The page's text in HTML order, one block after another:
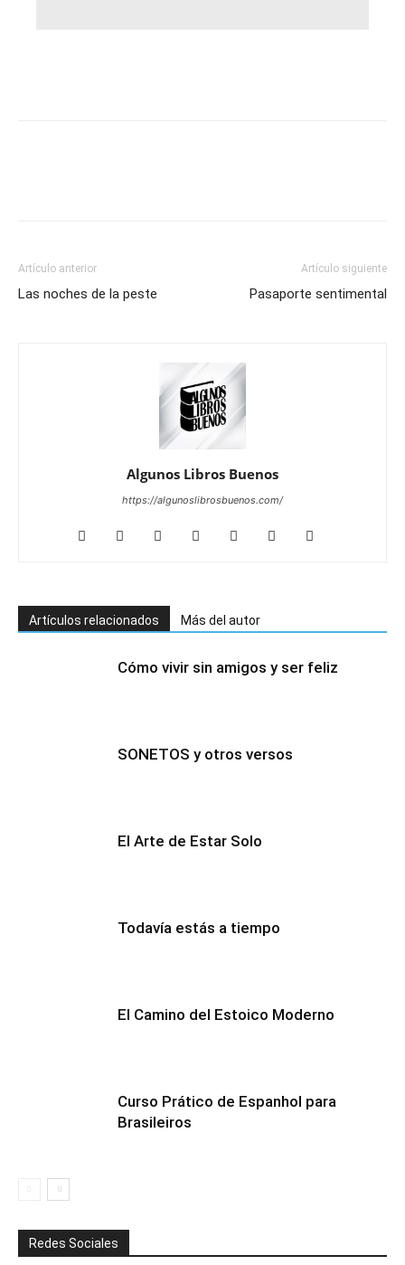
Artículo anterior
Las noches de la peste
Artículo siguiente
Pasaporte sentimental
Algunos Libros Buenos
https://algunoslibrosbuenos.com/
Artículos relacionados Más del autor
Cómo vivir sin amigos y ser feliz
SONETOS y otros versos
El Arte de Estar Solo
Todavía estás a tiempo
El Camino del Estoico Moderno
Curso Prático de Espanhol para
Brasileiros
Redes Sociales